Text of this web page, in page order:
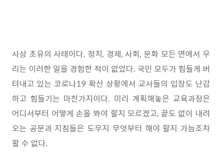
사상 초유의 사태이다. 정치, 경제, 사회,문화 모든 면에서 우
리는 이러한 일을 경험한 적이 없었다. 국민 모두가 힘들게 버
텨내고 있는 코로나19 확산 상황에서 교사들의 입장도 난감
하고 힘들기는 마찬가지이다. 미리 계획해놓은 교육과정은
어디서부터 어떻게 손을 봐야 할지 모르겠고, 끝도 없이 내려
오는 공문과 지침들은 도무지 무엇부터 해야 할지 가늠조차
할 수 없다.